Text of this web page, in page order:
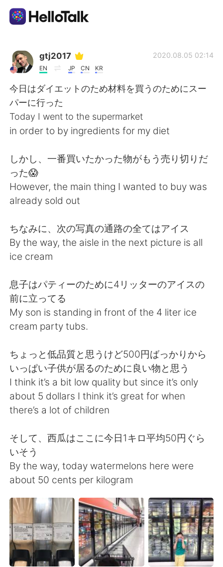
Sprachaustausch-App
Deutsch
繁體中文
العربية
日本語 한국어
Türkçe
Português
gtj2017
EN JP CN KR
2020.08.05 02:14
今日はダイエットのため材料を買うのためにスー
パーに行った
Today I went to the supermarket
in order to by ingredients for my diet
しかし、一番買いたかった物がもう売り切りだ
った😱
However, the main thing I wanted to buy was
already sold out
ちなみに、次の写真の通路の全てはアイス
By the way, the aisle in the next picture is all
ice cream
息子はパティーのために4リッターのアイスの
前に立ってる
My son is standing in front of the 4 liter ice
cream party tubs.
ちょっと低品質と思うけど500円ばっかりから
いっぱい子供が居るのために良い物と思う
I think it’s a bit low quality but since it’s only
about 5 dollars I think it’s great for when
there’s a lot of children
そして、西瓜はここに今日1キロ平均50円ぐら
いそう
By the way, today watermelons here were
about 50 cents per kilogram